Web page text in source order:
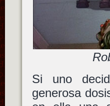
Si uno
generosa